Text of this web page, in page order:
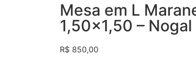
Mesa em L
1,50×1,50 –
R$ 850,00